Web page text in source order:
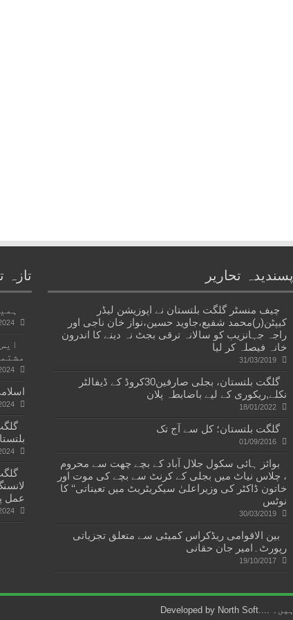
پسندیدہ تحاریر
چیف منسٹر گلگت بلتستان نے اپوزیشن لیڈر
کیپٹن(ر)محمد شفیع،جاوید حسین،نواز خان ناجی اور
راجہ جہانزیب کو سالانہ ترقی بجٹ نہ دینے کا اندرون
خانہ فیصلہ کر لیا
31/03/2019
گلگت بلتستان، بجلی صارفین30کروڈ کے ڈیفالٹر
نکلے,ریکوری کے لیے باضابطہ پلان
18/01/2022
گلگت بلتستان؛ کل سے آج تک
01/09/2016
بوائز ہائی سکول جلال آباد کے بچے چھت سے محروم
، چلاس نیاٹ میں بجلی کے کرنٹ سے بچے کی موت اور
خاتون ڈاکٹر کی وزیراعلیٰ سیکریٹریٹ میں تعیناتی‘‘ کا
نوٹس
30/03/2019
بین الاقوامی ریڈکراس کمیٹی سے متعلق تجزیاتی
رپورٹ۔امیر جان حقانی
19/10/2017
تازہ
عمل
North Soft